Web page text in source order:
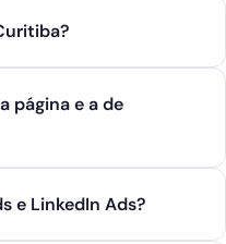
página e a de
e LinkedIn Ads?